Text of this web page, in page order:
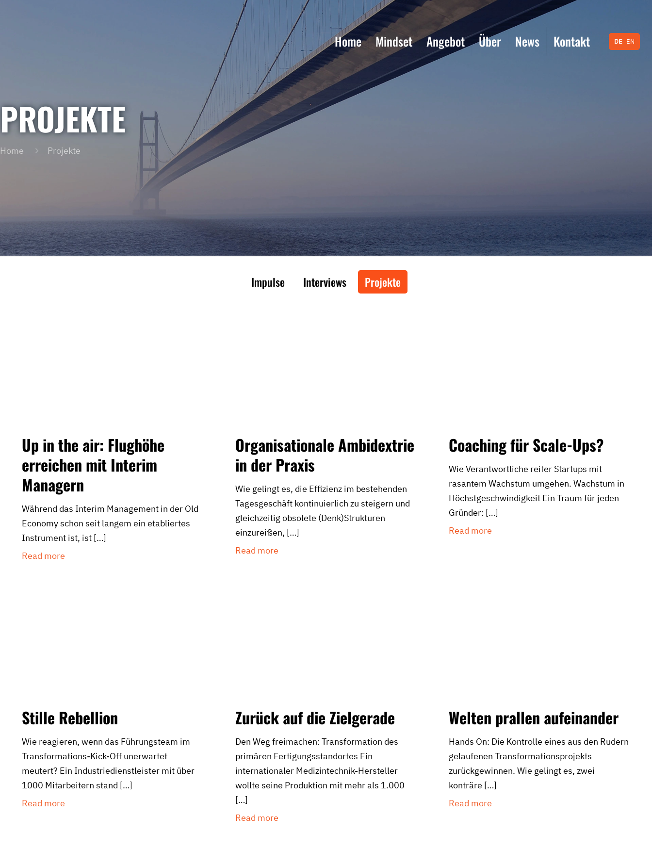
Home Mindset Angebot Über News Kontakt DE EN
PROJEKTE
Home Projekte
Impulse Interviews Projekte
Up in the air: Flughöhe
erreichen mit Interim
Managern
Während das Interim Management in der Old
Economy schon seit langem ein etabliertes
Instrument ist, ist […]
Read more
Organisationale Ambidextrie
in der Praxis
Wie gelingt es, die Effizienz im bestehenden
Tagesgeschäft kontinuierlich zu steigern und
gleichzeitig obsolete (Denk)Strukturen
einzureißen, […]
Read more
Coaching für Scale-Ups?
Wie Verantwortliche reifer Startups mit
rasantem Wachstum umgehen. Wachstum in
Höchstgeschwindigkeit Ein Traum für jeden
Gründer: […]
Read more
Stille Rebellion
Wie reagieren, wenn das Führungsteam im
Transformations-Kick-Off unerwartet
meutert? Ein Industriedienstleister mit über
1000 Mitarbeitern stand […]
Read more
Zurück auf die Zielgerade
Den Weg freimachen: Transformation des
primären Fertigungsstandortes Ein
internationaler Medizintechnik-Hersteller
wollte seine Produktion mit mehr als 1.000
[…]
Read more
Welten prallen aufeinander
Hands On: Die Kontrolle eines aus den Rudern
gelaufenen Transformationsprojekts
zurückgewinnen. Wie gelingt es, zwei
konträre […]
Read more